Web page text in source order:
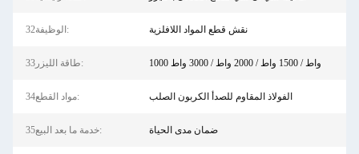
32الوظيفة: نقش قطع المواد اللافلزية
33طاقة الليزر: 1000 واط / 1500 واط / 2000 واط / 3000 واط
34مواد القطع: الفولاذ المقاوم للصدأ الكربون الصلب
35خدمة ما بعد البيع: ضمان مدى الحياة